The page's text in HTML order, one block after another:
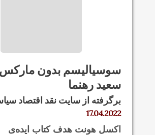
سوسیالیسم بدون
سعید رهنما
برگرفته از سایت نقد اقتصاد
17.04.2022
اکسل هونت هدف کتاب ایده‌ی